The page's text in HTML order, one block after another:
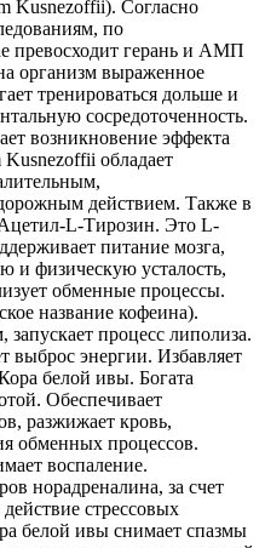
Kusnezoffii). Согласно
по
превосходит герань и АМП
организм выраженное
тренироваться дольше и
сосредоточенность.
возникновение эффекта
обладает
действием. Также в
L-Тирозин. Это L-
питание мозга,
и физическую усталость,
обменные процессы.
название кофеина).
запускает процесс липолиза.
выброс энергии. Избавляет
белой ивы. Богата
Обеспечивает
разжижает кровь,
обменных процессов.
воспаление.
норадреналина, за счет
стрессовых
белой ивы снимает спазмы